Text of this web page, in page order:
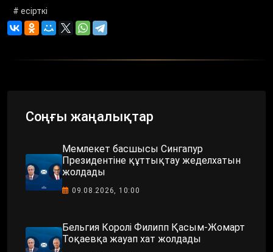
# есірткі
Соңғы жаңалықтар
Мемлекет басшысы Сингапур
Президентіне құттықтау жеделхатын
жолдады
09.08.2026, 10:00
Бельгия Королі Филипп Қасым-Жомарт
Тоқаевқа жауап хат жолдады